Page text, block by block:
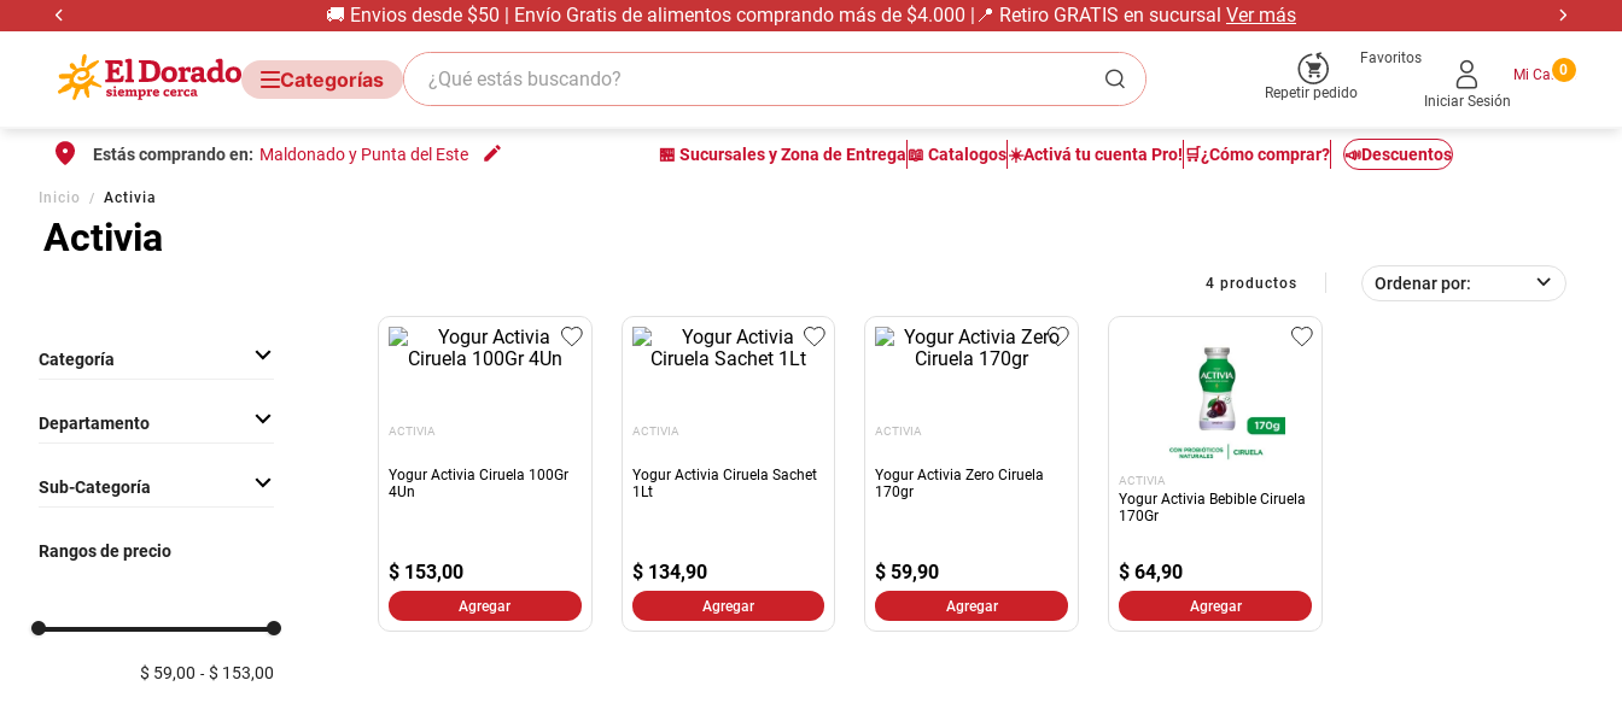
🚚 Envios desde $50 | Envío Gratis de alimentos comprando más de $4.000 |📍 Retiro GRATIS en sucursal Ver más
¿Qué estás buscando?
Repetir pedido
Favoritos
Iniciar Sesión
0
Estás comprando en: Maldonado y Punta del Este 🏪 Sucursales y Zona de Entrega📖 Catalogos☀️Activá tu cuenta Pro! 🛒¿Cómo comprar? 📣Descuentos
Inicio Activia
Activia
4 productos Ordenar por
Departamento
Categoría
Sub-Categoría
Rangos de precio
$ 59,00 $ 153,00
ACTIVIA
Yogur Activia Ciruela 100Gr
4Un
$ 153,00
Agregar
ACTIVIA
Yogur Activia Ciruela Sachet
1Lt
$ 134,90
Agregar
ACTIVIA
Yogur Activia Zero Ciruela
170gr
$ 59,90
Agregar
ACTIVIA
Yogur Activia Bebible Ciruela
170Gr
$ 64,90
Agregar
1. carne carnicería
5 pollo
harina